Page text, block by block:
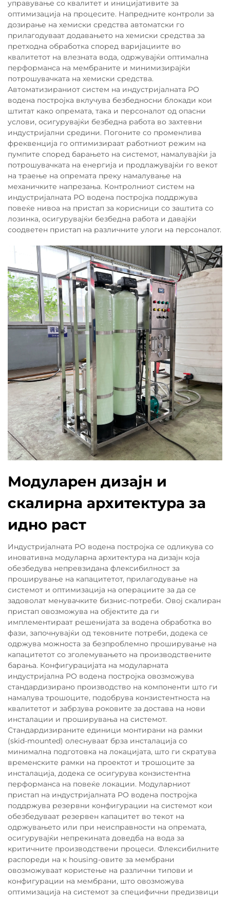
управување со квалитет и иницијативите за
оптимизација на процесите. Напредните контроли за
дозирање на хемиски средства автоматски го
прилагодуваат додавањето на хемиски средства за
претходна обработка според варијациите во
квалитетот на влезната вода, одржувајќи оптимална
перформанса на мембраните и минимизирајќи
потрошувачката на хемиски средства.
Автоматизираниот систем на индустријалната РО
водена постројка вклучува безбедносни блокади кои
штитат како опремата, така и персоналот од опасни
услови, осигурувајќи безбедна работа во захтевни
индустријални средини. Погоните со променлива
фреквенција го оптимизираат работниот режим на
пумпите според барањето на системот, намалувајќи ја
потрошувачката на енергија и продлажувајќи го векот
на траење на опремата преку намалување на
механичките напрезања. Контролниот систем на
индустријалната РО водена постројка поддржува
повеќе нивоа на пристап за корисници со заштита со
лозинка, осигурувајќи безбедна работа и давајќи
соодветен пристап на различните улоги на персоналот.
Модуларен дизајн и
скалирна архитектура за
идно раст
Индустријалната РО водена постројка се одликува со
иновативна модуларна архитектура на дизајн која
обезбедува непревзидана флексибилност за
проширување на капацитетот, прилагодување на
системот и оптимизација на операциите за да се
задоволат менувачките бизнис-потреби. Овој скалиран
пристап овозможува на објектите да ги
имплементираат решенијата за водена обработка во
фази, започнувајќи од тековните потреби, додека се
одржува можноста за безпроблемно проширување на
капацитетот со зголемувањето на производствените
барања. Конфигурацијата на модуларната
индустријална РО водена постројка овозможува
стандардизирано производство на компоненти што ги
намалува трошоците, подобрува конзистентноста на
квалитетот и забрзува роковите за достава на нови
инсталации и проширувања на системот.
Стандардизираните единици монтирани на рамки
(skid-mounted) олеснуваат брза инсталација со
минимална подготовка на локацијата, што ги скратува
временските рамки на проектот и трошоците за
инсталација, додека се осигурува конзистентна
перформанса на повеќе локации. Модуларниот
пристап на индустријалната РО водена постројка
поддржува резервни конфигурации на системот кои
обезбедуваат резервен капацитет во текот на
одржувањето или при неисправности на опремата,
осигурувајќи непрекината доведба на вода за
критичните производствени процеси. Флексибилните
распореди на к housing-овите за мембрани
овозможуваат користење на различни типови и
конфигурации на мембрани, што овозможува
оптимизација на системот за специфични предизвици